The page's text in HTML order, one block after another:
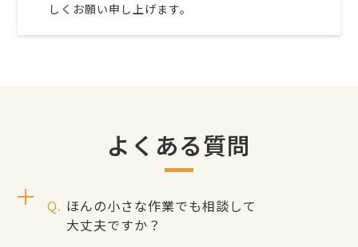
しくお願い申し上げます。
よくある質問
ほんの小さな作業でも相談して
大丈夫ですか？